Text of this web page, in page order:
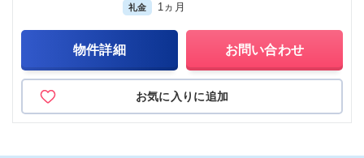
礼金 1ヵ月
物件詳細 お問い合わせ
お気に入りに追加